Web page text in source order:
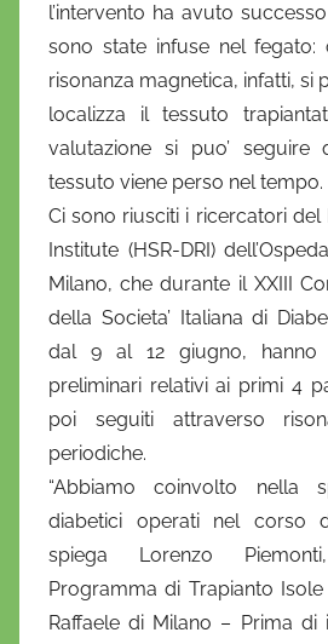
i
e
l
a
D
'
O
i
o
l’intervento ha avuto
sono state infuse nel fegato:
risonanza magnetica, infatti, si
localizza il tessuto
valutazione si puo’ seguire
tessuto viene perso nel tempo.
Ci sono riusciti i ricercatori del
Institute (HSR-DRI)
Milano, che durante il XXIII
della Societa’ Italiana di
dal 9 al 12 giugno, hanno
preliminari relativi ai primi 4
poi seguiti attraverso
periodiche.
“Abbiamo coinvolto nella
diabetici operati nel corso
spiega Lorenzo
Programma di Trapianto Isole
Raffaele di Milano – Prima di